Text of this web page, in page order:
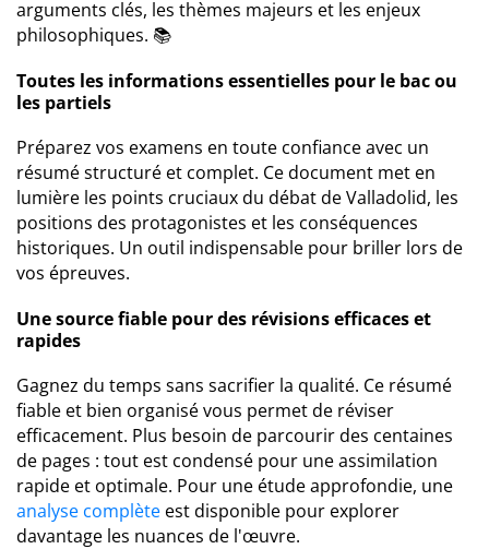
arguments clés, les thèmes majeurs et les enjeux
philosophiques. 📚
Toutes les informations essentielles pour le bac ou
les partiels
Préparez vos examens en toute confiance avec un
résumé structuré et complet. Ce document met en
lumière les points cruciaux du débat de Valladolid, les
positions des protagonistes et les conséquences
historiques. Un outil indispensable pour briller lors de
vos épreuves.
Une source fiable pour des révisions efficaces et
rapides
Gagnez du temps sans sacrifier la qualité. Ce résumé
fiable et bien organisé vous permet de réviser
efficacement. Plus besoin de parcourir des centaines
de pages : tout est condensé pour une assimilation
rapide et optimale. Pour une étude approfondie, une
analyse complète est disponible pour explorer
davantage les nuances de l'œuvre.